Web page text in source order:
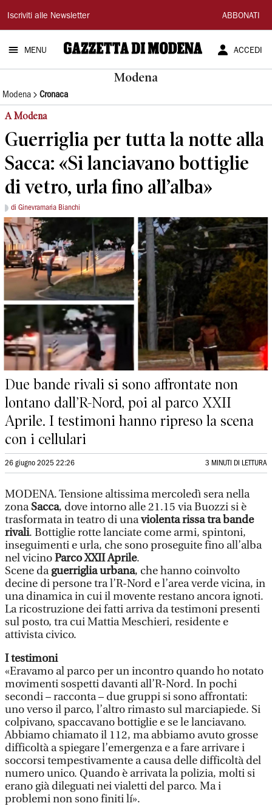
Gazzetta
di
Modena
Iscriviti alle Newsletter ABBONATI
MENU ACCEDI
Modena
Modena Cronaca
A Modena
Guerriglia per tutta la notte alla
Sacca: «Si lanciavano bottiglie
di vetro, urla fino all’alba»
di Ginevramaria Bianchi
Due bande rivali si sono affrontate non
lontano dall’R-Nord, poi al parco XXII
Aprile. I testimoni hanno ripreso la scena
con i cellulari
26 giugno 2025 22:26 3 MINUTI DI LETTURA
MODENA. Tensione altissima mercoledì sera nella
zonaSacca, dove intorno alle 21.15 via Buozzi si è
trasformata in teatro di unaviolenta rissa tra bande
rivali. Bottiglie rotte lanciate come armi, spintoni,
inseguimenti e urla, che sono proseguite fino all’alba
nel vicinoParco XXII Aprile.
Scene daguerriglia urbana, che hanno coinvolto
decine di persone tra l’R-Nord e l’area verde vicina, in
una dinamica in cui il movente restano ancora ignoti.
La ricostruzione dei fatti arriva da testimoni presenti
sul posto, tra cui Mattia Meschieri, residente e
attivista civico.
I testimoni
«Eravamo al parco per un incontro quando ho notato
movimenti sospetti davanti all’R-Nord. In pochi
secondi – racconta – due gruppi si sono affrontati:
uno verso il parco, l’altro rimasto sul marciapiede. Si
colpivano, spaccavano bottiglie e se le lanciavano.
Abbiamo chiamato il 112, ma abbiamo avuto grosse
difficoltà a spiegare l’emergenza e a fare arrivare i
soccorsi tempestivamente a causa delle difficoltà del
numero unico. Quando è arrivata la polizia, molti si
erano già dileguati nei vialetti del parco. Ma i
problemi non sono finiti lí».